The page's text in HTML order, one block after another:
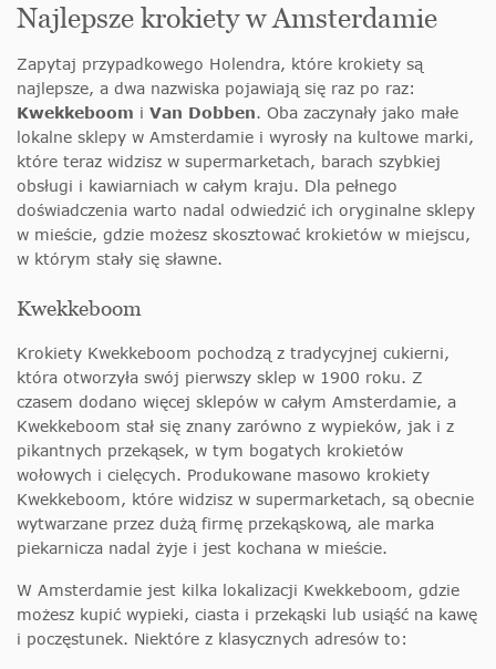
Najlepsze krokiety w Amsterdamie
Zapytaj przypadkowego Holendra, które krokiety są
najlepsze, a dwa nazwiska pojawiają się raz po raz:
Kwekkeboom i Van Dobben. Oba zaczynały jako małe
lokalne sklepy w Amsterdamie i wyrosły na kultowe marki,
które teraz widzisz w supermarketach, barach szybkiej
obsługi i kawiarniach w całym kraju. Dla pełnego
doświadczenia warto nadal odwiedzić ich oryginalne sklepy
w mieście, gdzie możesz skosztować krokietów w miejscu,
w którym stały się sławne.
Kwekkeboom
Krokiety Kwekkeboom pochodzą z tradycyjnej cukierni,
która otworzyła swój pierwszy sklep w 1900 roku. Z
czasem dodano więcej sklepów w całym Amsterdamie, a
Kwekkeboom stał się znany zarówno z wypieków, jak i z
pikantnych przekąsek, w tym bogatych krokietów
wołowych i cielęcych. Produkowane masowo krokiety
Kwekkeboom, które widzisz w supermarketach, są obecnie
wytwarzane przez dużą firmę przekąskową, ale marka
piekarnicza nadal żyje i jest kochana w mieście.
W Amsterdamie jest kilka lokalizacji Kwekkeboom, gdzie
możesz kupić wypieki, ciasta i przekąski lub usiąść na kawę
i poczęstunek. Niektóre z klasycznych adresów to: